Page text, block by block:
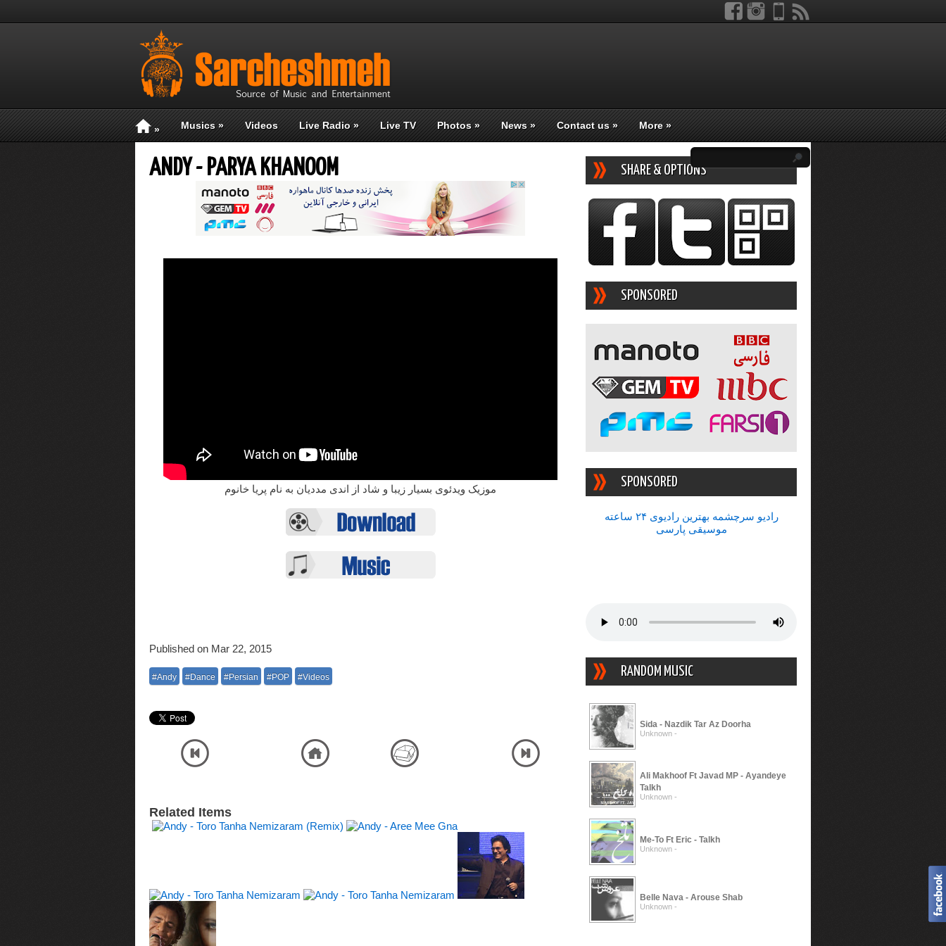
» Musics» Videos Live Radio» Live TV Photos» News» Contact us» More»
ANDY - PARYA KHANOOM
موزیک ویدئوی بسیار زیبا و شاد از اندی مددیان به نام پریا خانوم
Published on Mar 22, 2015
#Andy #Dance #Persian #POP #Videos
Related Items
SHARE & OPTIONS
SPONSORED
SPONSORED
رادیو سرچشمه بهترین رادیوی ۲۴ ساعته
موسیقی پارسی
RANDOM MUSIC
Sida - Nazdik Tar Az Doorha
Unknown -
Ali Makhoof Ft Javad MP - Ayandeye
Talkh
Unknown -
Me-To Ft Eric - Talkh
Unknown -
Belle Nava - Arouse Shab
Unknown -